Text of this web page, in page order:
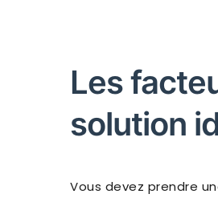
Les
solution
Vous devez prendre